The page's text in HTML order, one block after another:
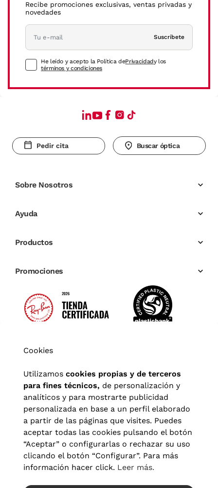
Recibe promociones exclusivas, ventas privadas y
novedades
Suscríbete
He leído y acepto la Política dePrivacidady los
términos y condiciones
Pedir cita Buscar óptica
Sobre Nosotros
Ayuda
Productos
Promociones
Aviso legal| Política de privacidad Términos y condiciones
Política de cookies|Configuración de cookies
Cookies
Utilizamos cookies propias y de terceros
para fines técnicos, de personalización y
analíticos y para mostrarte publicidad
personalizada en base a un perfil elaborado
a partir de las páginas que visites. Puedes
aceptar todas las cookies pulsando el botón
“Aceptar” o configurarlas o rechazar su uso
clicando el botón “Configurar”. Para más
información hacer click. Leer más.